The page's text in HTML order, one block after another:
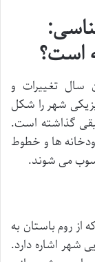
است؟
سال تغییرات و
شهر را شکل
گذاشته است.
ها و خطوط
می شوند.
از روم باستان به
شهر اشاره دارد.